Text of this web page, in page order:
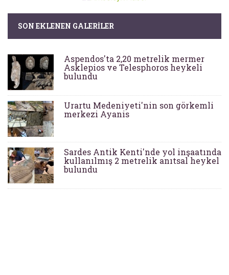
SON EKLENEN GALERILER
Aspendos'ta 2,20 metrelik mermer
Asklepios ve Telesphoros heykeli
bulundu
Urartu Medeniyeti'nin son görkemli
merkezi Ayanis
Sardes Antik Kenti'nde yol inşaatında
kullanılmış 2 metrelik anıtsal heykel
bulundu